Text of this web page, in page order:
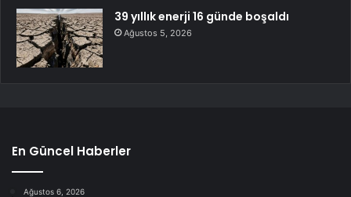
39 yıllık enerji 16 günde boşaldı
Ağustos 5, 2026
En Güncel Haberler
Ağustos 6, 2026